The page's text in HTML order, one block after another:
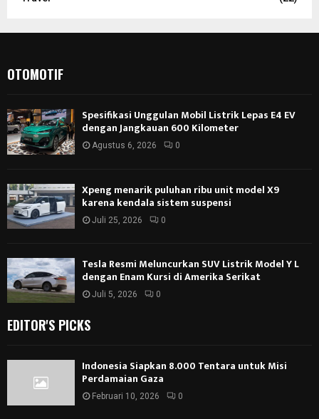
OTOMOTIF
Spesifikasi Unggulan Mobil Listrik Lepas E4 EV
dengan Jangkauan 600 Kilometer
Agustus 6, 2026 0
Xpeng menarik puluhan ribu unit model X9
karena kendala sistem suspensi
Juli 25, 2026 0
Tesla Resmi Meluncurkan SUV Listrik Model Y L
dengan Enam Kursi di Amerika Serikat
Juli 5, 2026 0
EDITOR'S PICKS
Indonesia Siapkan 8.000 Tentara untuk Misi
Perdamaian Gaza
Februari 10, 2026 0